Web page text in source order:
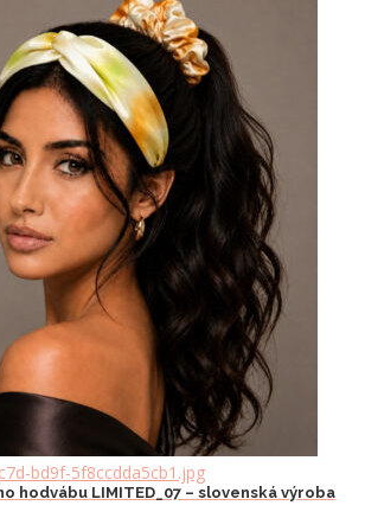
hodvábu LIMITED_07 – slovenská výroba